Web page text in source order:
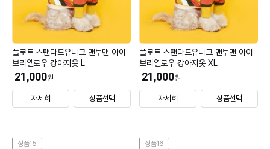
플로트 스탠다드유니크 맨투맨 아이
보리옐로우 강아지옷 L
21,000원
자세히 상품선택
플로트 스탠다드유니크 맨투맨 아이
보리옐로우 강아지옷 XL
21,000원
자세히 상품선택
상품15 상품16